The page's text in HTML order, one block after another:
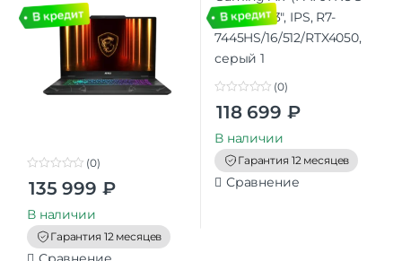
t
o
f
5
(0)
135 999 ₽
В наличии
Гарантия 12 месяцев
t
o
f
5
(0)
118 699 ₽
В наличии
Гарантия 12 месяцев
Сравнение